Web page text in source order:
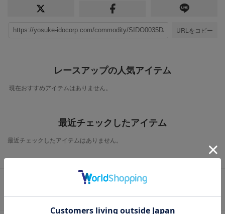
URLをコピー
レースアップの人気アイテム
現在おすすめアイテムはありません。
最近チェックしたアイテム
最近チェックしたアイテムはありません。